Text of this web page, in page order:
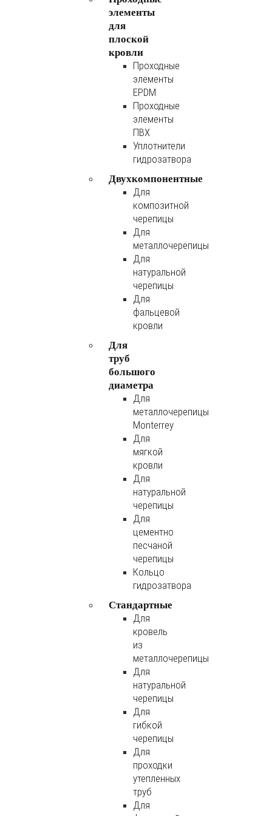
элементы
для
плоской
кровли
Проходные
элементы
EPDM
Проходные
элементы
ПВХ
Уплотнители
гидрозатвора
Двухкомпонентные
Для
композитной
черепицы
Для
металлочерепицы
Для
натуральной
черепицы
Для
фальцевой
кровли
Для
труб
большого
диаметра
Для
металлочерепицы
Monterrey
Для
мягкой
кровли
Для
натуральной
черепицы
Для
цементно
песчаной
черепицы
Кольцо
гидрозатвора
Стандартные
Для
кровель
из
металлочерепицы
Для
натуральной
черепицы
Для
гибкой
черепицы
Для
проходки
утепленных
труб
Для